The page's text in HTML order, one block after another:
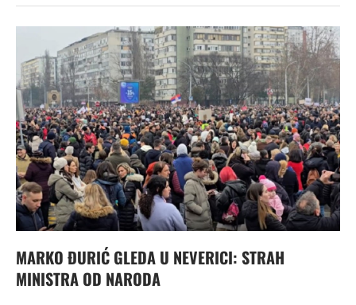
MARKO ĐURIĆ GLEDA U NEVERICI: STRAH
MINISTRA OD NARODA